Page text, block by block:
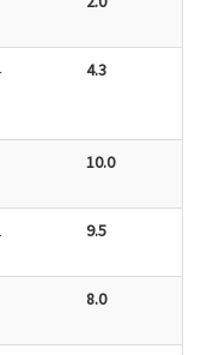
4.3
10.0
9.5
8.0